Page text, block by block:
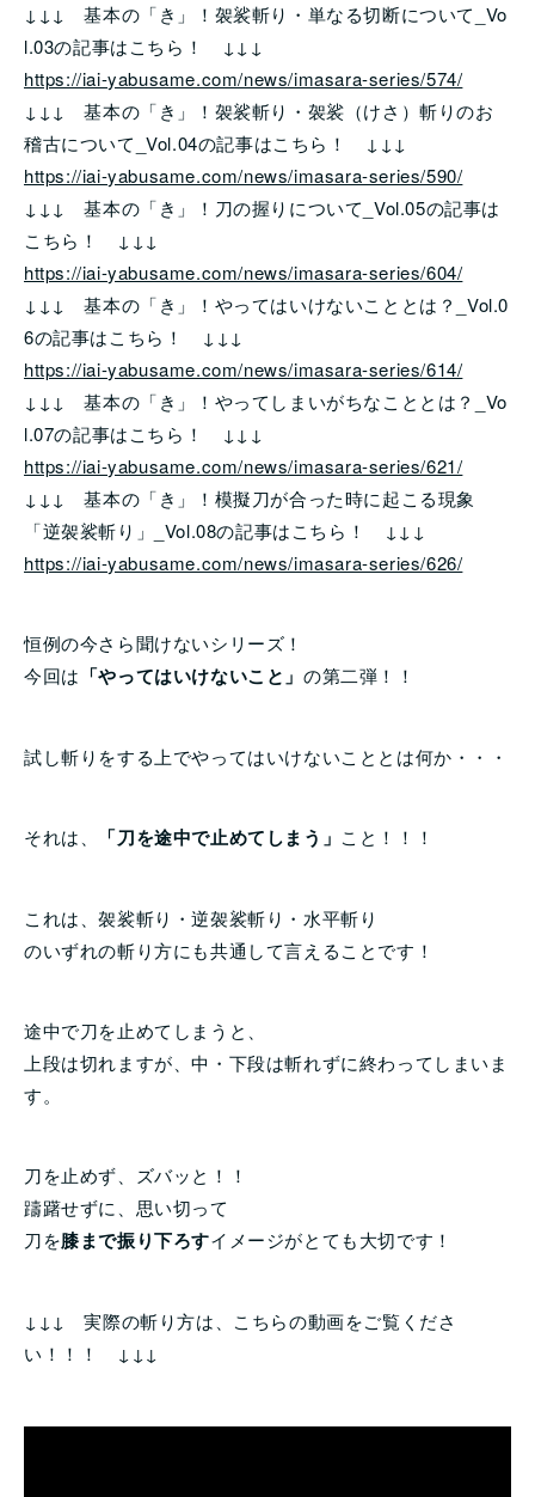
↓↓↓ 基本の「き」！袈裟斬り・単なる切断について_Vo
l.03の記事はこちら！ ↓↓↓
https://iai-yabusame.com/news/imasara-series/574/
↓↓↓ 基本の「き」！袈裟斬り・袈裟（けさ）斬りのお
稽古について_Vol.04の記事はこちら！ ↓↓↓
https://iai-yabusame.com/news/imasara-series/590/
↓↓↓ 基本の「き」！刀の握りについて_Vol.05の記事は
こちら！ ↓↓↓
https://iai-yabusame.com/news/imasara-series/604/
↓↓↓ 基本の「き」！やってはいけないこととは？_Vol.0
6の記事はこちら！ ↓↓↓
https://iai-yabusame.com/news/imasara-series/614/
↓↓↓ 基本の「き」！やってしまいがちなこととは？_Vo
l.07の記事はこちら！ ↓↓↓
https://iai-yabusame.com/news/imasara-series/621/
↓↓↓ 基本の「き」！模擬刀が合った時に起こる現象
「逆袈裟斬り」_Vol.08の記事はこちら！ ↓↓↓
https://iai-yabusame.com/news/imasara-series/626/
恒例の今さら聞けないシリーズ！
今回は 「やってはいけないこと」の第二弾！！
試し斬りをする上でやってはいけないこととは何か・・・
それは、 「刀を途中で止めてしまう」 こと！！！
これは、袈裟斬り・逆袈裟斬り・水平斬り
のいずれの斬り方にも共通して言えることです！
途中で刀を止めてしまうと、
上段は切れますが、中・下段は斬れずに終わってしまいま
す。
刀を止めず、ズバッと！！
躊躇せずに、思い切って
刀を膝まで振り下ろすイメージがとても大切です！
↓↓↓ 実際の斬り方は、こちらの動画をご覧くださ
い！！！ ↓↓↓